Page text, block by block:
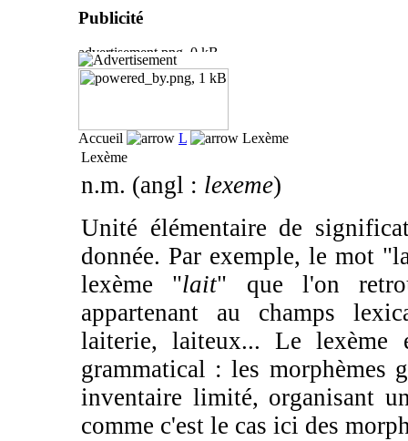
Publicité
Accueil L
Lexème
Lexème
n.m. (angl : lexeme)
Unité élémentaire de
donnée. Par exemple, le mot
lexème "lait" que l'on
appartenant au champs
laiterie, laiteux... Le lexème
grammatical : les morphèmes
inventaire limité, organisant
comme c'est le cas ici des